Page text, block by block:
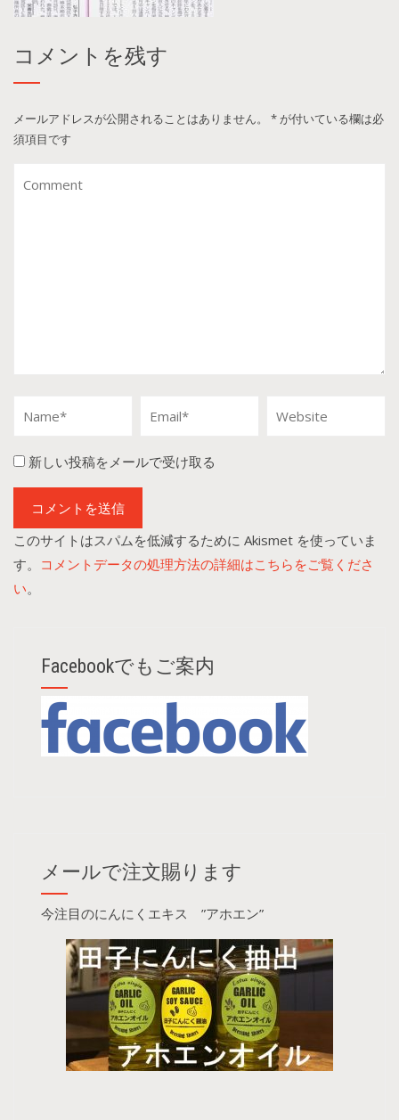
コメントを残す
メールアドレスが公開されることはありません。 * が付いている欄は必
須項目です
新しい投稿をメールで受け取る
このサイトはスパムを低減するために Akismet を使っていま
す。 コメントデータの処理方法の詳細はこちらをご覧くださ
い。
Facebookでもご案内
メールで注文賜ります
今注目のにんにくエキス ”アホエン”